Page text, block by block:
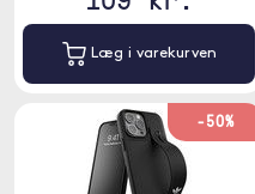
Læg i varekurven
-50%